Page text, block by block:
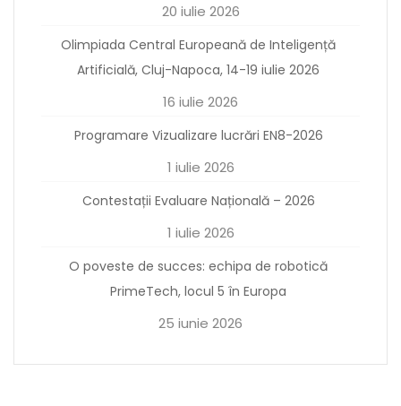
20 iulie 2026
Olimpiada Central Europeană de Inteligență
Artificială, Cluj-Napoca, 14-19 iulie 2026
16 iulie 2026
Programare Vizualizare lucrări EN8-2026
1 iulie 2026
Contestații Evaluare Națională – 2026
1 iulie 2026
O poveste de succes: echipa de robotică
PrimeTech, locul 5 în Europa
25 iunie 2026